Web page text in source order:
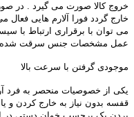
خروج کالا صورت می گیرد . در
خارج گردد فورا آلارم هایی
می توان با برقراری ارتباط با
عمل مشخصات جنس سرقت شده را
موجودی گرفتن با سرعت بالا
یکی از خصوصیات منحصر به فرد
قفسه بدون نیاز به خارج کردن و